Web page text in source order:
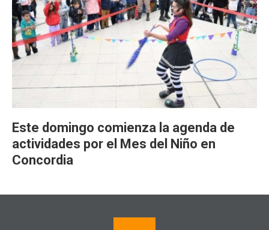
Este domingo comienza la agenda de
actividades por el Mes del Niño en
Concordia